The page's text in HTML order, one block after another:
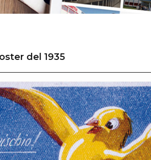
del 1935